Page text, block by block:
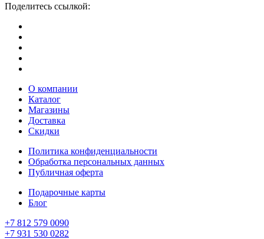
Поделитесь ссылкой:
О компании
Каталог
Магазины
Доставка
Скидки
Политика конфиденциальности
Обработка персональных данных
Публичная оферта
Подарочные карты
Блог
+7 812 579 0090
+7 931 530 0282